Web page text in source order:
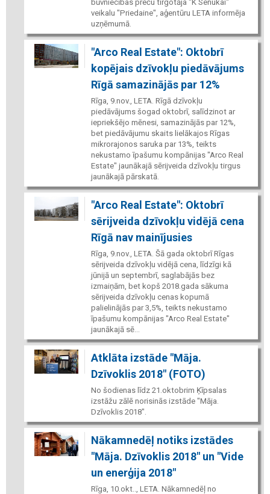
būvniecības preču tirgotāja "K Senukai"
veikalu "Priedaine", aģentūru LETA informēja
uzņēmumā.
"Arco Real Estate": Oktobrī
kopējais dzīvokļu piedāvājums
Rīgā samazinājās par 12%
Rīga, 9.nov., LETA. Rīgā dzīvokļu
piedāvājums šogad oktobrī, salīdzinot ar
iepriekšējo mēnesi, samazinājās par 12%,
bet piedāvājumu skaits lielākajos Rīgas
mikrorajonos saruka par 13%, teikts
nekustamo īpašumu kompānijas "Arco Real
Estate" jaunākajā sērijveida dzīvokļu tirgus
jaunākajā pārskatā.
"Arco Real Estate": Oktobrī
sērijveida dzīvokļu vidējā cena
Rīgā nav mainījusies
Rīga, 9.nov., LETA. Šā gada oktobrī Rīgas
sērijveida dzīvokļu vidējā cena, līdzīgi kā
jūnijā un septembrī, saglabājās bez
izmaiņām, bet kopš 2018.gada sākuma
sērijveida dzīvokļu cenas kopumā
palielinājās par 3,5%, teikts nekustamo
īpašumu kompānijas "Arco Real Estate"
jaunākajā sē...
Atklāta izstāde "Māja.
Dzīvoklis 2018" (FOTO)
No šodienas līdz 21.oktobrim Ķīpsalas
izstāžu zālē norisinās izstāde "Māja.
Dzīvoklis 2018".
Nākamnedēļ notiks izstādes
"Māja. Dzīvoklis 2018" un "Vide
un enerģija 2018"
Rīga, 10.okt.., LETA. Nākamnedēļ no